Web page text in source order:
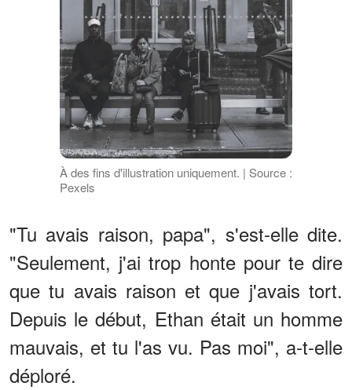
À des fins d'illustration uniquement. | Source :
Pexels
"Tu avais raison, papa", s'est-elle dite.
"Seulement, j'ai trop honte pour te dire
que tu avais raison et que j'avais tort.
Depuis le début, Ethan était un homme
mauvais, et tu l'as vu. Pas moi", a-t-elle
déploré.